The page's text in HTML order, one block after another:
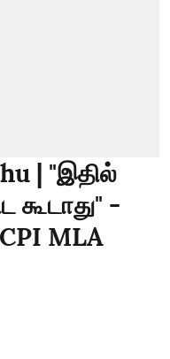
| "இதில்
கூடாது" -
MLA